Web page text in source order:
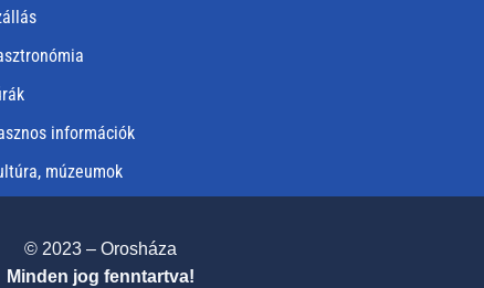
információk
múzeumok
© 2023 – Orosháza
Minden jog fenntartva!